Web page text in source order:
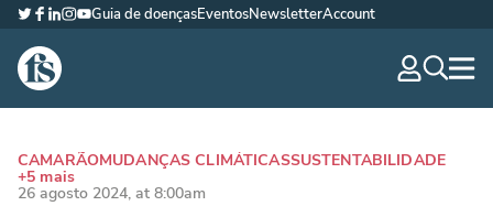
The Fish Site Brasil
Twitter
Facebook
LinkedIn
Instagram
YouTube
Guia de doençasEventosNewsletterAccount
CAMARÃOMUDANÇAS CLIMÁTICASSUSTENTABILIDADE
+5 mais
26 agosto 2024, at 8:00am